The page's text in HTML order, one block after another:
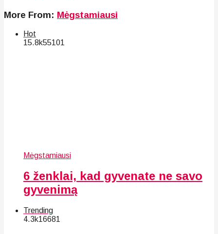
More From: Mėgstamiausi
Hot
15.8k55101
Mėgstamiausi
6 ženklai, kad gyvenate ne savo
gyvenimą
Trending
4.3k16681